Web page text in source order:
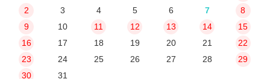
2
3 4 5 6 7
8
9
10 11 12 13 14
15
16
17 18 19 20 21
22
23
24 25 26 27 28
29
30
31